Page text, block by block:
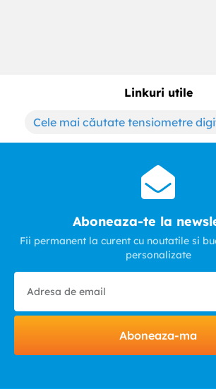
Linkuri utile
Cele mai căutate tensiometre
Aboneaza-te la
Fii permanent la curent cu noutatile si
personalizate
Aboneaza-ma